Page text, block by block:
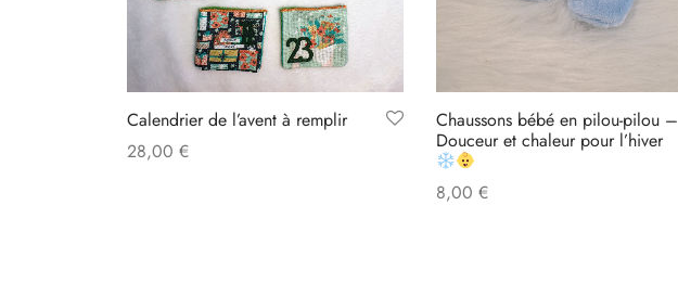
Calendrier de l’avent à remplir
28,00 €
Chaussons bébé en pilou-pilou –
Douceur et chaleur pour l’hiver
8,00 €